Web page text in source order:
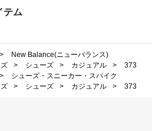
テム
>
New Balance(ニューバランス)
> シューズ > カジュアル >
373
>
シューズ・スニーカー・スパイク
> シューズ > カジュアル > 373